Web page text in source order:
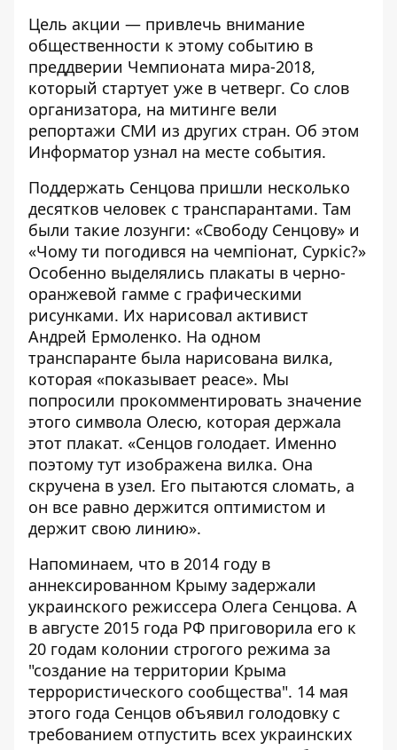
Цель акции — привлечь внимание
общественности к этому событию в
преддверии Чемпионата мира-2018,
который стартует уже в четверг. Со слов
организатора, на митинге вели
репортажи СМИ из других стран. Об этом
Информатор узнал на месте события.
Поддержать Сенцова пришли несколько
десятков человек с транспарантами. Там
были такие лозунги: «Свободу Сенцову» и
«Чому ти погодився на чемпіонат, Суркіс?»
Особенно выделялись плакаты в черно-
оранжевой гамме с графическими
рисунками. Их нарисовал активист
Андрей Ермоленко. На одном
транспаранте была нарисована вилка,
которая «показывает peace». Мы
попросили прокомментировать значение
этого символа Олесю, которая держала
этот плакат. «Сенцов голодает. Именно
поэтому тут изображена вилка. Она
скручена в узел. Его пытаются сломать, а
он все равно держится оптимистом и
держит свою линию».
Напоминаем, что в 2014 году в
аннексированном Крыму задержали
украинского режиссера Олега Сенцова. А
в августе 2015 года РФ приговорила его к
20 годам колонии строгого режима за
"создание на территории Крыма
террористического сообщества". 14 мая
этого года Сенцов объявил голодовку с
требованием отпустить всех украинских